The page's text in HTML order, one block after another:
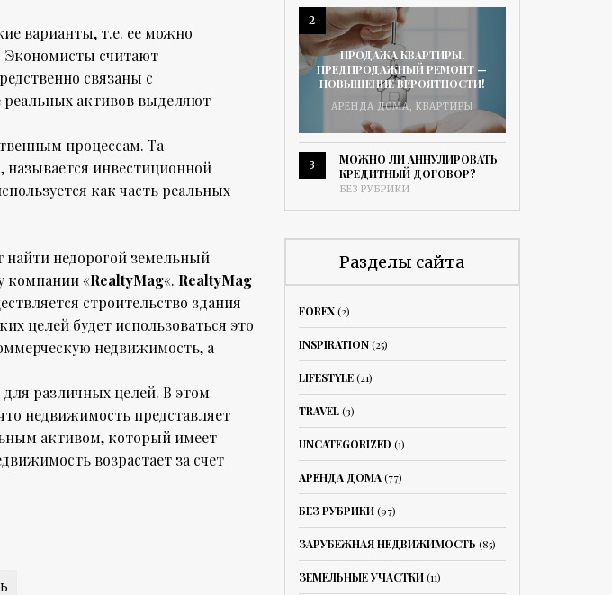
варианты, т.е. ее можно
Экономисты считают
связаны с
реальных активов выделяют
процессам. Та
называется инвестиционной
как часть реальных
недорогой земельный
компании «RealtyMag«. RealtyMag
строительство здания
целей будет использоваться это
недвижимость, а
для различных целей. В этом
недвижимость представляет
активом, который имеет
возрастает за счет
2
ПРОДАЖА КВАРТИРЫ.
ПРЕДПРОДАЖНЫЙ РЕМОНТ —
ПОВЫШЕНИЕ ВЕРОЯТНОСТИ!
АРЕНДА ДОМА, КВАРТИРЫ
3
МОЖНО ЛИ АННУЛИРОВАТЬ
КРЕДИТНЫЙ ДОГОВОР?
БЕЗ РУБРИКИ
Разделы сайта
FOREX(2)
INSPIRATION(25)
LIFESTYLE(21)
TRAVEL(3)
UNCATEGORIZED (1)
АРЕНДА ДОМА(77)
БЕЗ РУБРИКИ(97)
ЗАРУБЕЖНАЯ НЕДВИЖИМОСТЬ (85)
ЗЕМЕЛЬНЫЕ УЧАСТКИ(11)